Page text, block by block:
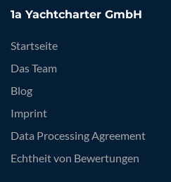
1a Yachtcharter GmbH
Startseite
Das Team
Blog
Imprint
Data Processing Agreement
Echtheit von Bewertungen